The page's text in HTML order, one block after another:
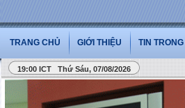
TRANG CHỦ GIỚI THIỆU TIN
19:00 ICT Thứ Sáu, 07/08/2026